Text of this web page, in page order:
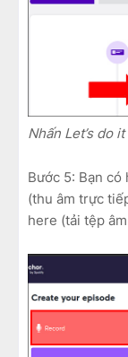
Nhấn Let’s do
Bước 5: Bạn có
(thu âm trực
here (tải tệp